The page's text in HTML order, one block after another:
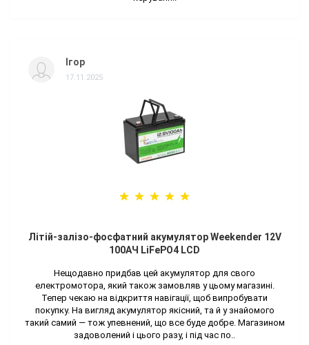
Ігор
17.11.2025
Літій-залізо-фосфатний акумулятор Weekender 12V
100AЧ LiFePO4 LCD
Нещодавно придбав цей акумулятор для свого
електромотора, який також замовляв у цьому магазині.
Тепер чекаю на відкриття навігації, щоб випробувати
покупку. На вигляд акумулятор якісний, та й у знайомого
такий самий — тож упевнений, що все буде добре. Магазином
задоволений і цього разу, і під час по..